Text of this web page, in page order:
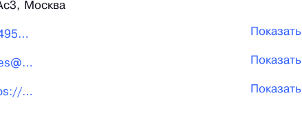
Москва
+7495544-00-08 Показать
sales@chipdip.ru Показать
https://www.chipdip.ru/ Показать